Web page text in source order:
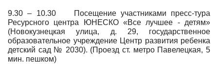
9.30 – 10.30 Посещение участниками пресс-тура
Ресурсного центра ЮНЕСКО «Все лучшее - детям»
(Новокузнецкая улица, д. 29, государственное
образовательное учреждение Центр развития ребенка
детский сад № 2030). (Проезд ст. метро Павелецкая, 5
мин. пешком)